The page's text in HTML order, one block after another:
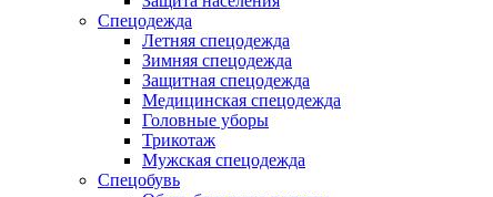
Спецодежда
Летняя спецодежда
Зимняя спецодежда
Защитная спецодежда
Медицинская спецодежда
Головные уборы
Трикотаж
Мужская спецодежда
Спецобувь